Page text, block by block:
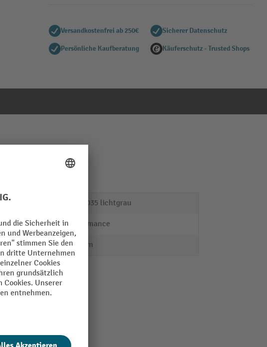
Versandkostenfrei ab 250€ Sicherer Datenschutz
Persönliche Kaufberatung Käuferschutz - Trusted Shops
RAL 7035 lichtgrau
Performance
472 mm